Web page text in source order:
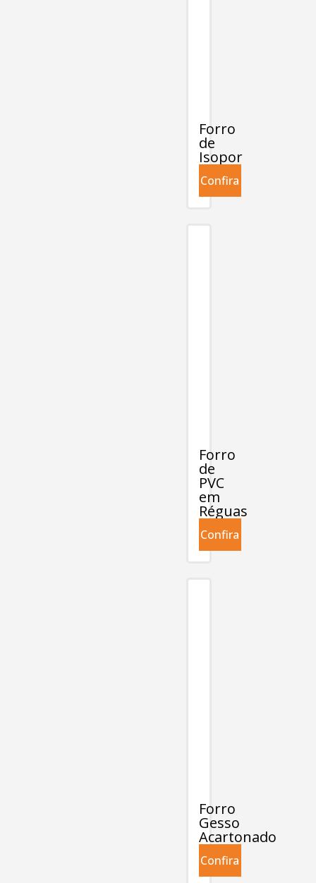
Forro
de
Isopor
Confira
Forro
de
PVC
em
Réguas
Confira
Forro
Gesso
Acartonado
Confira